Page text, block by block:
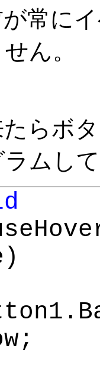
常に
ん。
らボ
ムし